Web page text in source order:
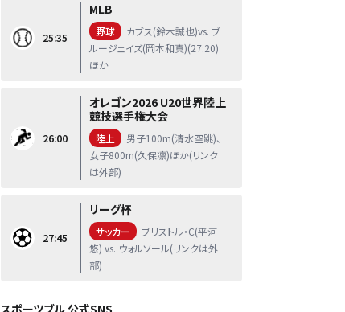
25:35
MLB
野球
カブス(鈴木誠也)vs. ブ
ルージェイズ(岡本和真)(27:20)
ほか
26:00
オレゴン2026 U20世界陸上
競技選手権大会
陸上
男子100m(清水空跳)、
女子800m(久保凛)ほか(リンク
は外部)
27:45
リーグ杯
サッカー
ブリストル・C(平河
悠) vs. ウォルソール(リンクは外
部)